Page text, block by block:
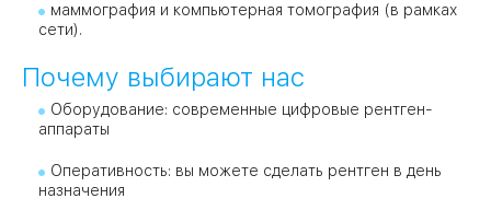
маммография и компьютерная томография (в рамках
сети).
Почему выбирают нас
Оборудование: современные цифровые рентген-
аппараты
Оперативность: вы можете сделать рентген в день
назначения